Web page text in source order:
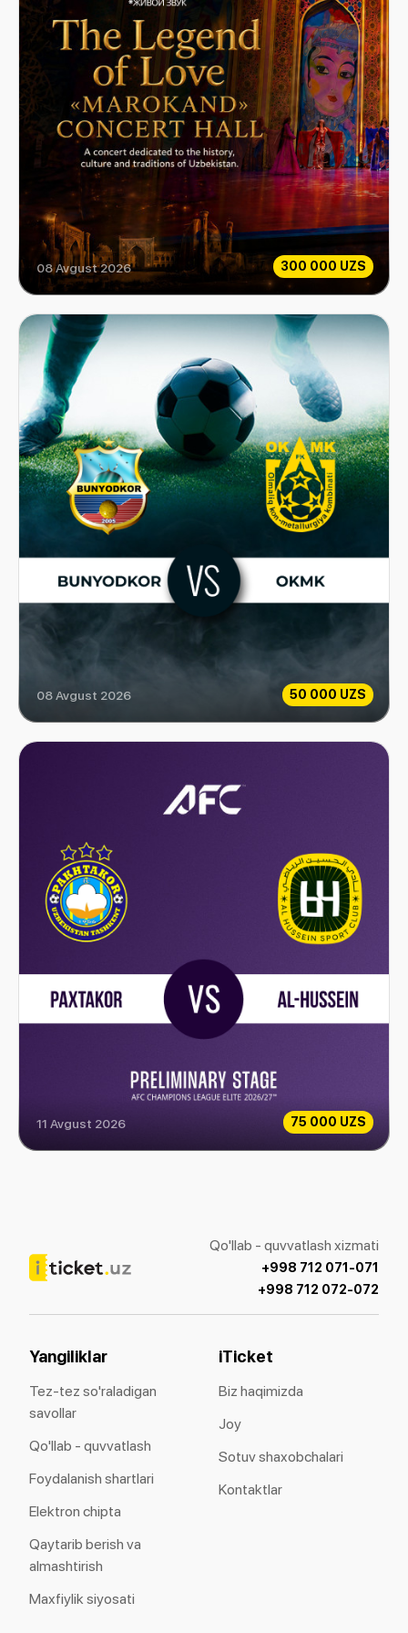
300 000 UZS
Sevgi Afsonasi
08 Avgust 2026
50 000 UZS
Bunyodkor vs OKMK
08 Avgust 2026
75 000 UZS
Paxtakor vs Al-Hussein
11 Avgust 2026
Qo'llab - quvvatlash xizmati
+998 712 071-071
+998 712 072-072
Yangiliklar
Tez-tez so'raladigan
savollar
Qo'llab - quvvatlash
Foydalanish shartlari
Elektron chipta
Qaytarib berish va
almashtirish
Maxfiylik siyosati
iTicket
Biz haqimizda
Joy
Sotuv shaxobchalari
Kontaktlar